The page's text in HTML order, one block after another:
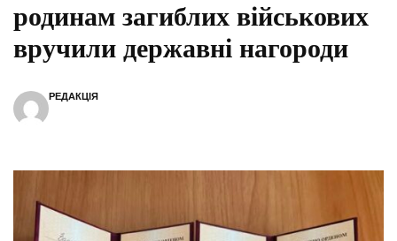
родинам загиблих військових
вручили державні нагороди
РЕДАКЦІЯ